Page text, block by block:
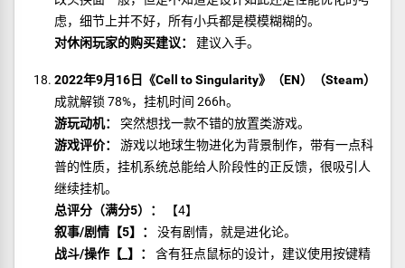
虑，细节上并不好，所有小兵都是模模糊糊的。
对休闲玩家的购买建议：
建议入手。
2022年9月16日《Cell to Singularity》（EN）（Steam）
成就解锁 78%，挂机时间 266h。
游玩动机：
突然想找一款不错的放置类游戏。
游戏评价：
游戏以地球生物进化为背景制作，带有一点科
普的性质，挂机系统总能给人阶段性的正反馈，很吸引人
继续挂机。
总评分（满分5）：
【4】
叙事/剧情【5】：
没有剧情，就是进化论。
战斗/操作【_】：
含有狂点鼠标的设计，建议使用按键精